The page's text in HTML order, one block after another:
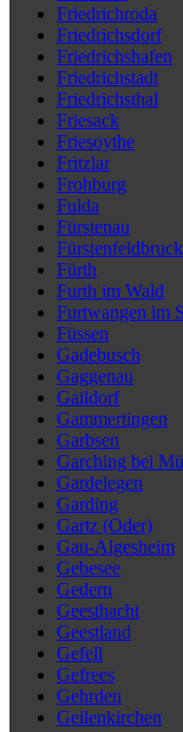
Friedrichroda
Friedrichsdorf
Friedrichshafen
Friedrichstadt
Friedrichsthal
Friesack
Friesoythe
Fritzlar
Frohburg
Fulda
Fürstenau
Fürstenfeldbruck
Fürth
Furth im Wald
Furtwangen im
Füssen
Gadebusch
Gaggenau
Gaildorf
Gammertingen
Garbsen
Garching bei
Gardelegen
Garding
Gartz (Oder)
Gau-Algesheim
Gebesee
Gedern
Geesthacht
Geestland
Gefell
Gefrees
Gehrden
Geilenkirchen